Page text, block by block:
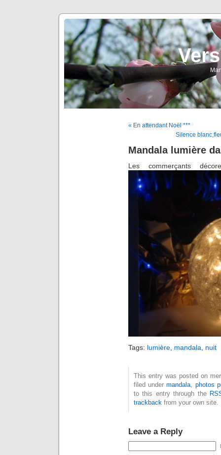
« En attendant Noël ***
Silence
Mandala lumière
Les commerçants
Tags: lumière mandala nuit
This entry was posted on
filed undermandala
photos
to this entry through the
trackback from your own site.
Leave a Reply